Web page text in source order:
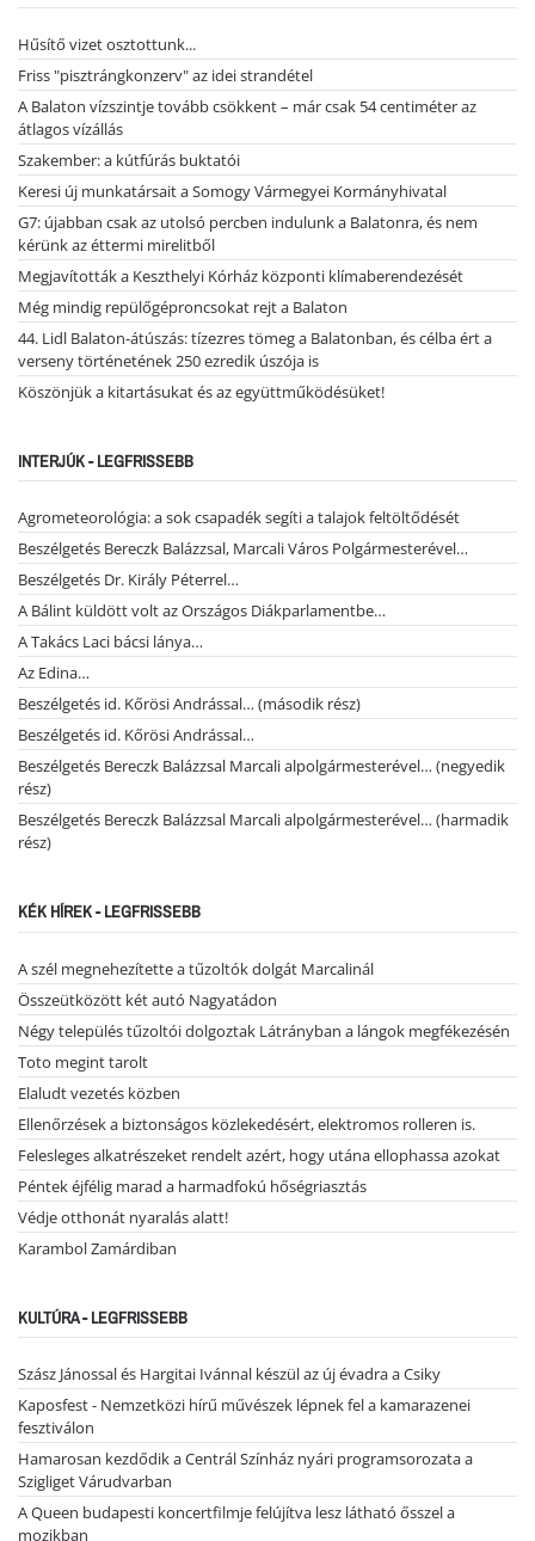
Hűsítő vizet osztottunk...
Friss "pisztrángkonzerv" az idei strandétel
A Balaton vízszintje tovább csökkent – már csak 54 centiméter az
átlagos vízállás
Szakember: a kútfúrás buktatói
Keresi új munkatársait a Somogy Vármegyei Kormányhivatal
G7: újabban csak az utolsó percben indulunk a Balatonra, és nem
kérünk az éttermi mirelitből
Megjavították a Keszthelyi Kórház központi klímaberendezését
Még mindig repülőgéproncsokat rejt a Balaton
44. Lidl Balaton-átúszás: tízezres tömeg a Balatonban, és célba ért a
verseny történetének 250 ezredik úszója is
Köszönjük a kitartásukat és az együttműködésüket!
INTERJÚK - LEGFRISSEBB
Agrometeorológia: a sok csapadék segíti a talajok feltöltődését
Beszélgetés Bereczk Balázzsal, Marcali Város Polgármesterével…
Beszélgetés Dr. Király Péterrel…
A Bálint küldött volt az Országos Diákparlamentbe…
A Takács Laci bácsi lánya…
Az Edina…
Beszélgetés id. Kőrösi Andrással… (második rész)
Beszélgetés id. Kőrösi Andrással…
Beszélgetés Bereczk Balázzsal Marcali alpolgármesterével… (negyedik
rész)
Beszélgetés Bereczk Balázzsal Marcali alpolgármesterével… (harmadik
rész)
KÉK HÍREK - LEGFRISSEBB
A szél megnehezítette a tűzoltók dolgát Marcalinál
Összeütközött két autó Nagyatádon
Négy település tűzoltói dolgoztak Látrányban a lángok megfékezésén
Toto megint tarolt
Elaludt vezetés közben
Ellenőrzések a biztonságos közlekedésért, elektromos rolleren is.
Felesleges alkatrészeket rendelt azért, hogy utána ellophassa azokat
Péntek éjfélig marad a harmadfokú hőségriasztás
Védje otthonát nyaralás alatt!
Karambol Zamárdiban
KULTÚRA - LEGFRISSEBB
Szász Jánossal és Hargitai Ivánnal készül az új évadra a Csiky
Kaposfest - Nemzetközi hírű művészek lépnek fel a kamarazenei
fesztiválon
Hamarosan kezdődik a Centrál Színház nyári programsorozata a
Szigliget Várudvarban
A Queen budapesti koncertfilmje felújítva lesz látható ősszel a
mozikban